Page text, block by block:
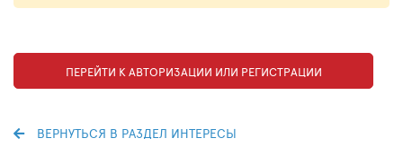
ПЕРЕЙТИ К АВТОРИЗАЦИИ ИЛИ РЕГИСТРАЦИИ
ВЕРНУТЬСЯ В РАЗДЕЛ ИНТЕРЕСЫ